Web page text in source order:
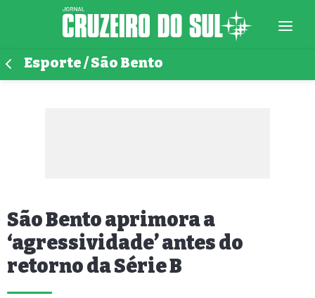
Esporte / São Bento
São Bento aprimora a
‘agressividade’ antes do
retorno da Série B